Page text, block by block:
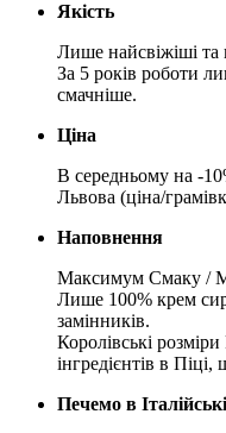
Якість
Лише найсвіжіші та
За 5 років роботи
смачніше.
Ціна
В середньому на -
Львова (ціна/
Наповнення
Максимум Смаку /
Лише 100% крем
замінників.
Королівські розміри
інгредієнтів в
Печемо в